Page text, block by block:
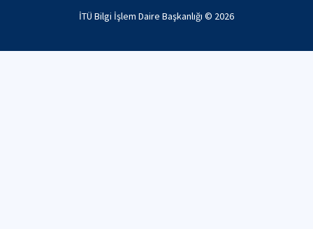
İTÜ Bilgi İşlem Daire Başkanlığı © 2026